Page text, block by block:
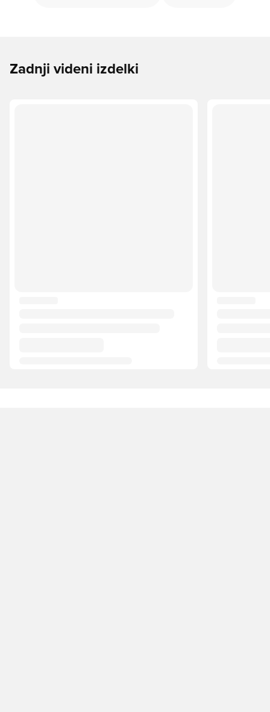
Zadnji videni izdelki